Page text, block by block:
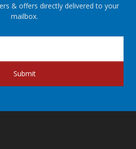
& offers directly delivered to your
mailbox.
Submit